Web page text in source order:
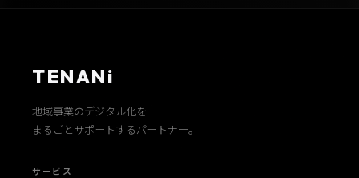
TENANi
地域事業のデジタル化を
まるごとサポートするパートナー。
サービス